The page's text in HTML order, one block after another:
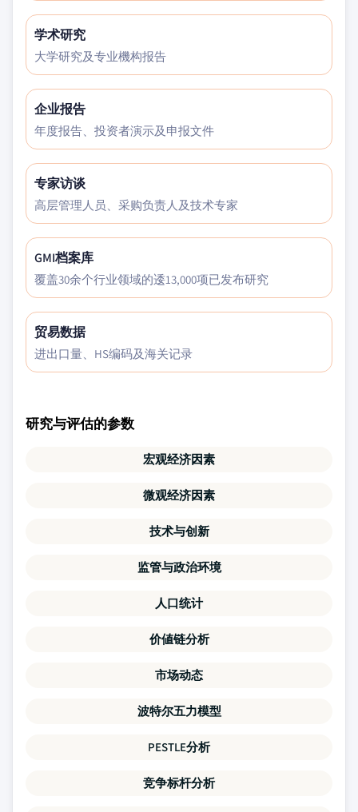
学术研究
大学研究及专业機构报告
企业报告
年度报告、投资者演示及申报文件
专家访谈
高层管理人员、采购负责人及技术专家
GMI档案库
覆盖30余个行业领域的逶13,000项已发布研究
贸易数据
进出口量、HS编码及海关记录
研究与评估的参数
宏观经济因素
微观经济因素
技术与创新
监管与政治环境
人口统计
价値链分析
市场动态
波特尔五力模型
PESTLE分析
竞争标杆分析